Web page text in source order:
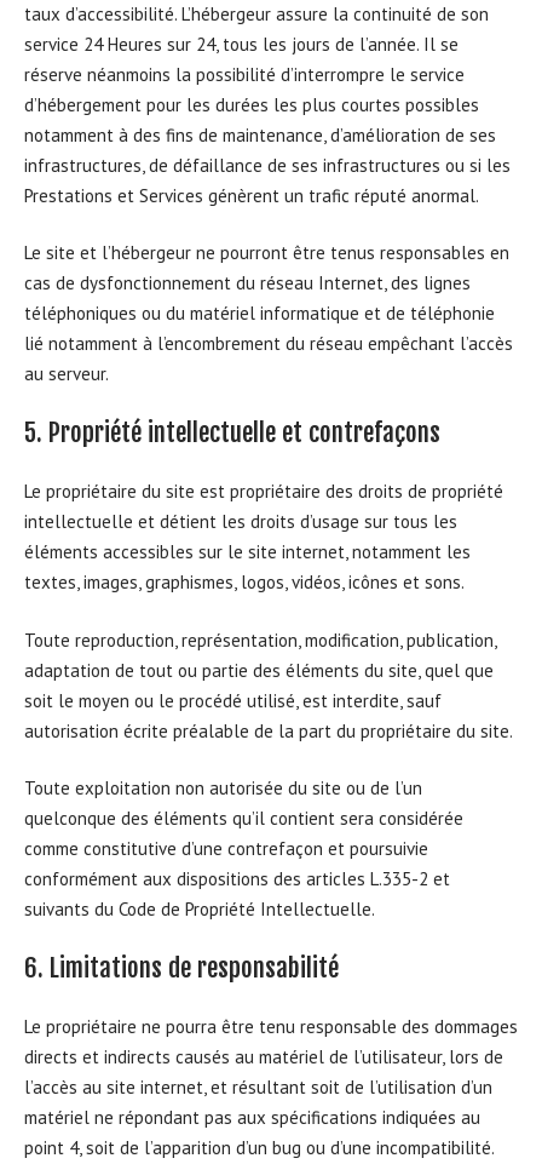
taux d’accessibilité. L’hébergeur assure la continuité de son
service 24 Heures sur 24, tous les jours de l’année. Il se
réserve néanmoins la possibilité d’interrompre le service
d’hébergement pour les durées les plus courtes possibles
notamment à des fins de maintenance, d’amélioration de ses
infrastructures, de défaillance de ses infrastructures ou si les
Prestations et Services génèrent un trafic réputé anormal.
Le site et l’hébergeur ne pourront être tenus responsables en
cas de dysfonctionnement du réseau Internet, des lignes
téléphoniques ou du matériel informatique et de téléphonie
lié notamment à l’encombrement du réseau empêchant l’accès
au serveur.
5. Propriété intellectuelle et contrefaçons
Le propriétaire du site est propriétaire des droits de propriété
intellectuelle et détient les droits d’usage sur tous les
éléments accessibles sur le site internet, notamment les
textes, images, graphismes, logos, vidéos, icônes et sons.
Toute reproduction, représentation, modification, publication,
adaptation de tout ou partie des éléments du site, quel que
soit le moyen ou le procédé utilisé, est interdite, sauf
autorisation écrite préalable de la part du propriétaire du site.
Toute exploitation non autorisée du site ou de l’un
quelconque des éléments qu’il contient sera considérée
comme constitutive d’une contrefaçon et poursuivie
conformément aux dispositions des articles L.335-2 et
suivants du Code de Propriété Intellectuelle.
6. Limitations de responsabilité
Le propriétaire ne pourra être tenu responsable des dommages
directs et indirects causés au matériel de l’utilisateur, lors de
l’accès au site internet, et résultant soit de l’utilisation d’un
matériel ne répondant pas aux spécifications indiquées au
point 4, soit de l’apparition d’un bug ou d’une incompatibilité.